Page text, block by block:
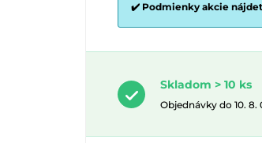
✔️ Podmienky akcie
Skladom > 10 ks
Objednávky do 10.